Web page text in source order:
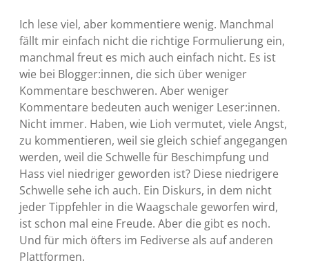
Ich lese viel, aber kommentiere wenig. Manchmal
fällt mir einfach nicht die richtige Formulierung ein,
manchmal freut es mich auch einfach nicht. Es ist
wie bei Blogger:innen, die sich über weniger
Kommentare beschweren. Aber weniger
Kommentare bedeuten auch weniger Leser:innen.
Nicht immer. Haben, wie Lioh vermutet, viele Angst,
zu kommentieren, weil sie gleich schief angegangen
werden, weil die Schwelle für Beschimpfung und
Hass viel niedriger geworden ist? Diese niedrigere
Schwelle sehe ich auch. Ein Diskurs, in dem nicht
jeder Tippfehler in die Waagschale geworfen wird,
ist schon mal eine Freude. Aber die gibt es noch.
Und für mich öfters im Fediverse als auf anderen
Plattformen.